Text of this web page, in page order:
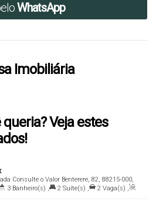
WhatsApp
Imobiliária
queria? Veja estes
Consulte o Valor Benterere, 82, 88215-000,
Santa Catarina, Brasil
3 Banheiro(s) , 2 Suíte(s) , 2 Vaga(s) ,